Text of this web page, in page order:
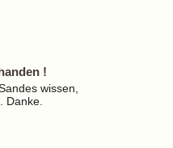
!
wissen,
. Danke.